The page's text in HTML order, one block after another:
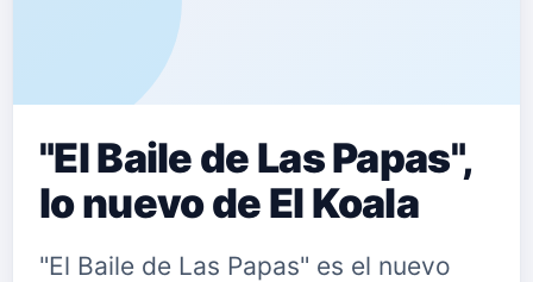
"El Baile de Las Papas",
lo nuevo de El Koala
"El Baile de Las Papas" es el nuevo